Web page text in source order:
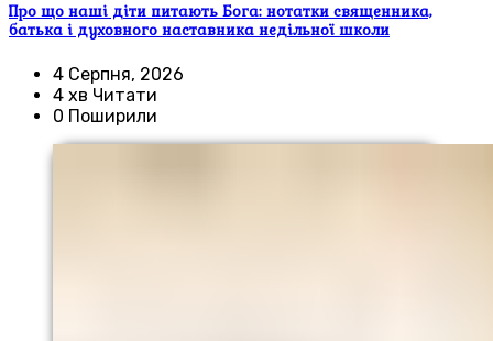
Про що наші діти питають Бога: нотатки священника,
батька і духовного наставника недільної школи
4 Серпня, 2026
4 хв Читати
0 Поширили